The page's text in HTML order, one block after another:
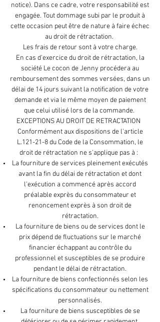
notice). Dans ce cadre, votre responsabilité est
engagée. Tout dommage subi par le produit à
cette occasion peut être de nature à faire échec
au droit de rétractation.
Les frais de retour sont à votre charge.
En cas d'exercice du droit de rétractation, la
société Le cocon de Jenny procédera au
remboursement des sommes versées, dans un
délai de 14 jours suivant la notification de votre
demande et via le même moyen de paiement
que celui utilisé lors de la commande.
EXCEPTIONS AU DROIT DE RETRACTATION
Conformément aux dispositions de l'article
L.121-21-8 du Code de la Consommation, le
droit de rétractation ne s'applique pas à :
La fourniture de services pleinement exécutés
avant la fin du délai de rétractation et dont
l'exécution a commencé après accord
préalable exprès du consommateur et
renoncement exprès à son droit de
rétractation.
La fourniture de biens ou de services dont le
prix dépend de fluctuations sur le marché
financier échappant au contrôle du
professionnel et susceptibles de se produire
pendant le délai de rétractation.
La fourniture de biens confectionnés selon les
spécifications du consommateur ou nettement
personnalisés.
La fourniture de biens susceptibles de se